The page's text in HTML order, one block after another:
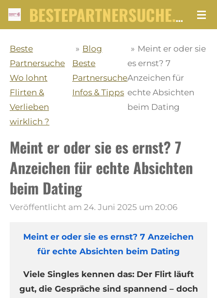
Zum
BESTEPARTNERSUCHE.NET
Beste
Partnersuche
Wo lohnt
Flirten &
Verlieben
wirklich ?
» Blog
Beste
Partnersuche
Infos & Tipps
» Meint er oder sie
es ernst? 7
Anzeichen für
echte Absichten
beim Dating
Meint er oder sie es ernst? 7
Anzeichen für echte Absichten
beim Dating
Veröffentlicht am 24. Juni 2025 um 20:06
Meint er oder sie es ernst? 7 Anzeichen
für echte Absichten beim Dating
Viele Singles kennen das: Der Flirt läuft
gut, die Gespräche sind spannend – doch